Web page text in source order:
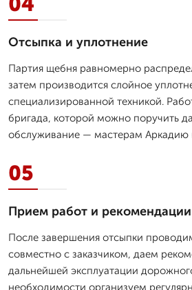
Отсыпка и уплотнение
Партия щебня равномерно
затем производится слойное
специализированной техникой.
бригада, которой можно поручить
обслуживание — мастерам Аркадию
05
Прием работ и рекомендации
После завершения отсыпки
совместно с заказчиком, даем
дальнейшей эксплуатации
необходимости организуем